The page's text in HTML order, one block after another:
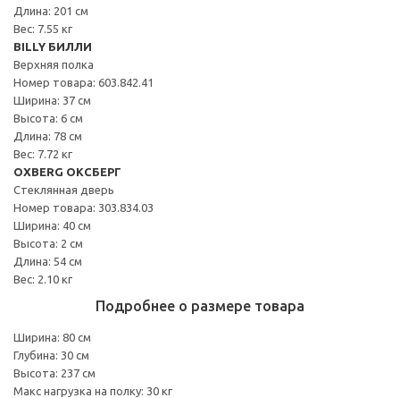
Длина: 201 см
Вес: 7.55 кг
BILLY БИЛЛИ
Верхняя полка
Номер товара: 603.842.41
Ширина: 37 см
Высота: 6 см
Длина: 78 см
Вес: 7.72 кг
OXBERG ОКСБЕРГ
Стеклянная дверь
Номер товара: 303.834.03
Ширина: 40 см
Высота: 2 см
Длина: 54 см
Вес: 2.10 кг
Подробнее о размере товара
Ширина: 80 см
Глубина: 30 см
Высота: 237 см
Макс нагрузка на полку: 30 кг